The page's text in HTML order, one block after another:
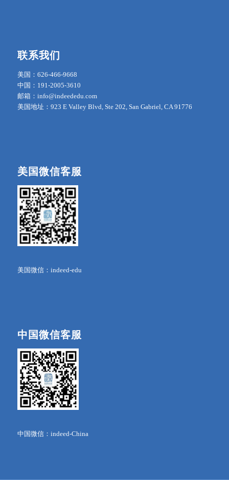
联系我们
美国：626-466-9668
中国：191-2005-3610
邮箱：info@indeededu.com
美国地址：923 E Valley Blvd, Ste 202, San Gabriel, CA 91776
美国微信客服
美国微信：indeed-edu
中国微信客服
中国微信：indeed-China